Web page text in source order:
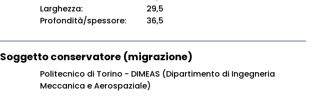
Larghezza:
29,5
Profondità/spessore:
36,5
Soggetto conservatore (migrazione)
Politecnico di Torino - DIMEAS (Dipartimento di Ingegneria
Meccanica e Aerospaziale)